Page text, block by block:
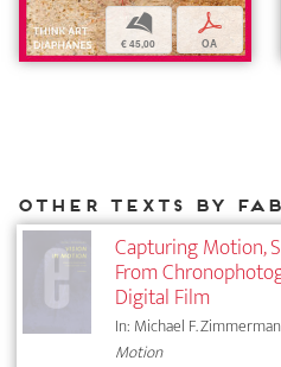
b
€ 45,00
p
OA
Capturing Motion,
From
Digital Film
In: Michael F.
Motion